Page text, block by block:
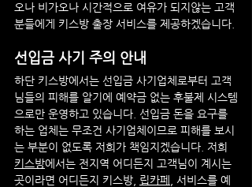
오나 비가오나 시간적으로 여유가 되지않는 고객
분들에게 키스방 출장 서비스를 제공하겠습니다.
선입금 사기 주의 안내
하단 키스방에서는 선입금 사기업체로부터 고객
님들의 피해를 알기에 예약금 없는 후불제 시스템
으로만 운영하고 있습니다. 선입금 돈을 요구를
하는 업체는 무조건 사기업체이므로 피해를 보시
는 부분이 없도록 저희가 책임지겠습니다. 저희
키스방에서는 전지역 어디든지 고객님이 계시는
곳이라면 어디든지 키스방, 립카페
, 서비스를 예